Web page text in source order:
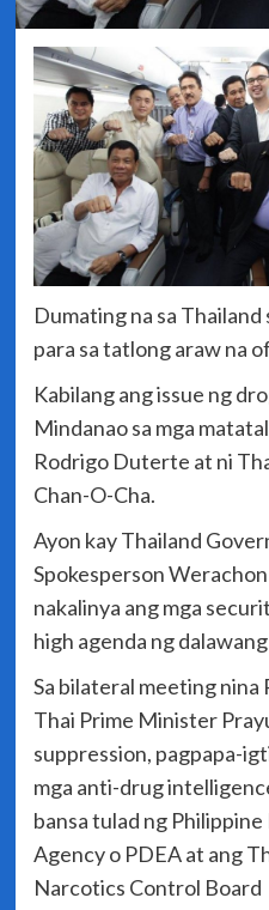
Dumating na sa
para sa tatlong araw na
Kabilang ang issue ng
Mindanao sa mga
Rodrigo Duterte at ni
Chan-O-Cha.
Ayon kay Thailand
Spokesperson
nakalinya ang mga
high agenda ng
Sa bilateral meeting
Thai Prime Minister
suppression, pagpapa-
mga anti-drug
bansa tulad ng
Agency o PDEA at ang
Narcotics Control Board